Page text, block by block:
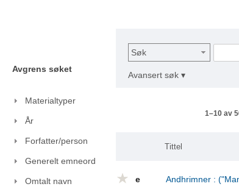
Avgrens søket
Materialtyper
År
Forfatter/person
Generelt emneord
Omtalt navn
Søk
Avansert søk ▾
1–10 av
Tittel
e Andhrimner :